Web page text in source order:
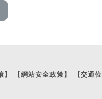
】 【網站安全政策】
【交通位